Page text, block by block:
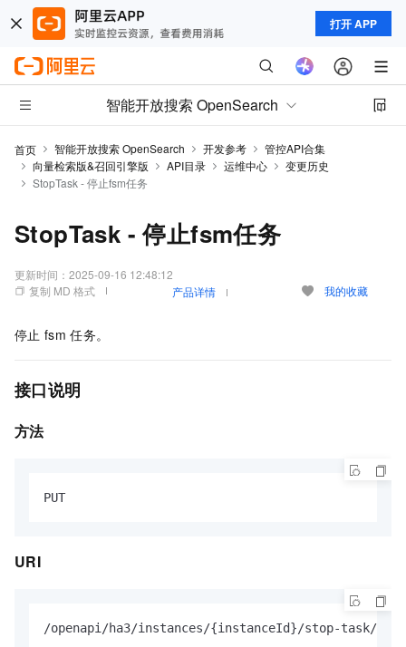
打开 APP
智能开放搜索 OpenSearch
首页 智能开放搜索 OpenSearch 开发参考
管控API合集
向量检索版&召回引擎版
API目录 运维中心
变更历史
StopTask - 停止fsm任务
StopTask - 停止fsm任务
更新时间： 2025-09-16 12:48:12
复制 MD 格式
产品详情 我的收藏
停止 fsm 任务。
接口说明
方法
URI